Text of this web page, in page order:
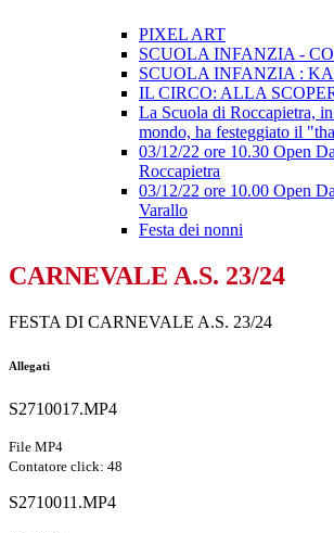
PIXEL ART
SCUOLA INFANZIA -
SCUOLA INFANZIA :
IL CIRCO: ALLA
La Scuola di Roccapietra,
mondo, ha festeggiato il
03/12/22 ore 10.30 Open
Roccapietra
03/12/22 ore 10.00 Open
Varallo
Festa dei nonni
CARNEVALE A.S. 23/24
FESTA DI CARNEVALE A.S. 23/24
Allegati
S2710017.MP4
File MP4
Contatore click: 48
S2710011.MP4